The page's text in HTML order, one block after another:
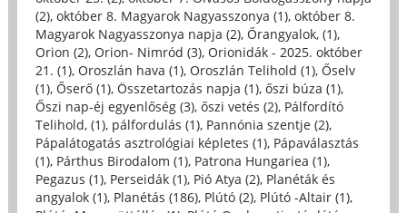
(2), október 8. Magyarok Nagyasszonya (1), október 8.
Magyarok Nagyasszonya napja (2), Őrangyalok, (1),
Orion (2), Orion- Nimród (3), Orionidák - 2025. október
21. (1), Oroszlán hava (1), Oroszlán Telihold (1), Őselv
(1), Őserő (1), Összetartozás napja (1), őszi búza (1),
Őszi nap-éj egyenlőség (3), őszi vetés (2), Pálfordító
Telihold, (1), pálfordulás (1), Pannónia szentje (2),
Pápalátogatás asztrológiai képletes (1), Pápaválasztás
(1), Párthus Birodalom (1), Patrona Hungariea (1),
Pegazus (1), Perseidák (1), Pió Atya (2), Planéták és
angyalok (1), Planétás (186), Plútó (2), Plútó -Altair (1),